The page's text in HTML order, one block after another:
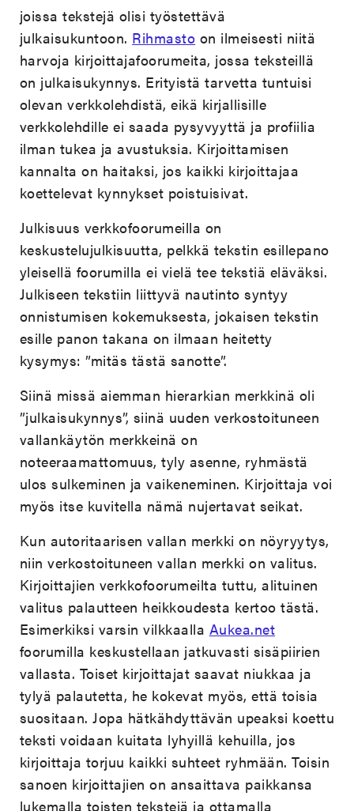
joissa tekstejä olisi työstettävä
julkaisukuntoon. Rihmasto on ilmeisesti niitä
harvoja kirjoittajafoorumeita, jossa teksteillä
on julkaisukynnys. Erityistä tarvetta tuntuisi
olevan verkkolehdistä, eikä kirjallisille
verkkolehdille ei saada pysyvyyttä ja profiilia
ilman tukea ja avustuksia. Kirjoittamisen
kannalta on haitaksi, jos kaikki kirjoittajaa
koettelevat kynnykset poistuisivat.
Julkisuus verkkofoorumeilla on
keskustelujulkisuutta, pelkkä tekstin esillepano
yleisellä foorumilla ei vielä tee tekstiä eläväksi.
Julkiseen tekstiin liittyvä nautinto syntyy
onnistumisen kokemuksesta, jokaisen tekstin
esille panon takana on ilmaan heitetty
kysymys: ”mitäs tästä sanotte”.
Siinä missä aiemman hierarkian merkkinä oli
”julkaisukynnys”, siinä uuden verkostoituneen
vallankäytön merkkeinä on
noteeraamattomuus, tyly asenne, ryhmästä
ulos sulkeminen ja vaikeneminen. Kirjoittaja voi
myös itse kuvitella nämä nujertavat seikat.
Kun autoritaarisen vallan merkki on nöyryytys,
niin verkostoituneen vallan merkki on valitus.
Kirjoittajien verkkofoorumeilta tuttu, alituinen
valitus palautteen heikkoudesta kertoo tästä.
Esimerkiksi varsin vilkkaalla Aukea.net
foorumilla keskustellaan jatkuvasti sisäpiirien
vallasta. Toiset kirjoittajat saavat niukkaa ja
tylyä palautetta, he kokevat myös, että toisia
suositaan. Jopa hätkähdyttävän upeaksi koettu
teksti voidaan kuitata lyhyillä kehuilla, jos
kirjoittaja torjuu kaikki suhteet ryhmään. Toisin
sanoen kirjoittajien on ansaittava paikkansa
lukemalla toisten tekstejä ja ottamalla